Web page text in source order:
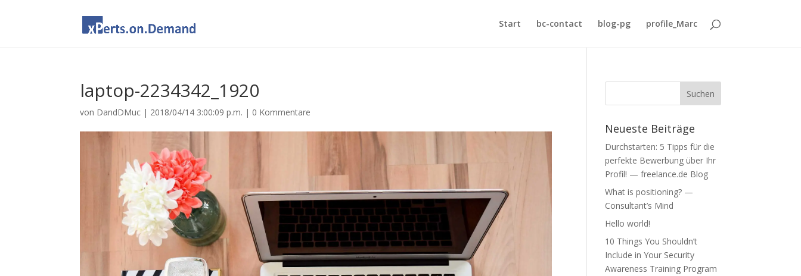
Start bc-contact blog-pg profile_Marc
laptop-2234342_1920
von DandDMuc | 2018/04/14 3:00:09 p.m. | 0 Kommentare
Neueste Beiträge
Durchstarten: 5 Tipps für die
perfekte Bewerbung über Ihr
Profil! — freelance.de Blog
What is positioning? —
Consultant’s Mind
Hello world!
10 Things You Shouldn’t
Include in Your Security
Awareness Training Program